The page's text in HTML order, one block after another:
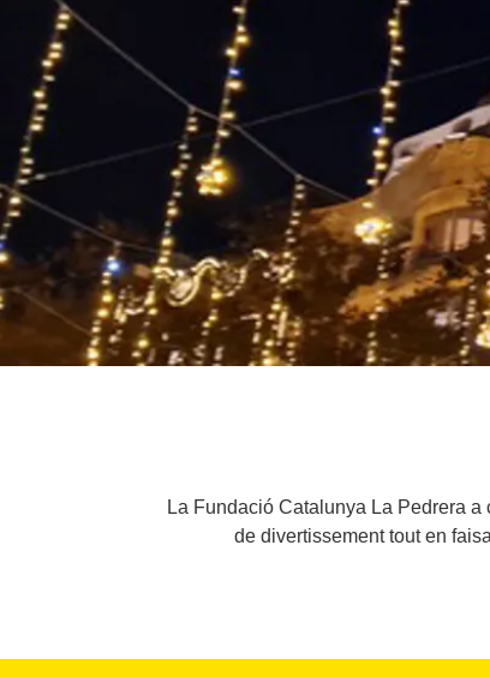
La Fundació Catalunya La Pedrera a
de divertissement tout en